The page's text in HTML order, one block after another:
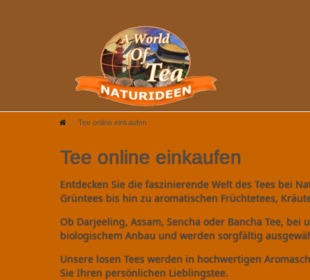
Tee online einkaufen
Tee online einkaufen
Entdecken Sie die faszinierende Welt des Tees bei
Grüntees bis hin zu aromatischen Früchtetees,
Ob Darjeeling, Assam, Sencha oder Bancha Tee,
biologischem Anbau und werden sorgfältig
Unsere losen Tees werden in hochwertigen
Sie Ihren persönlichen Lieblingstee.